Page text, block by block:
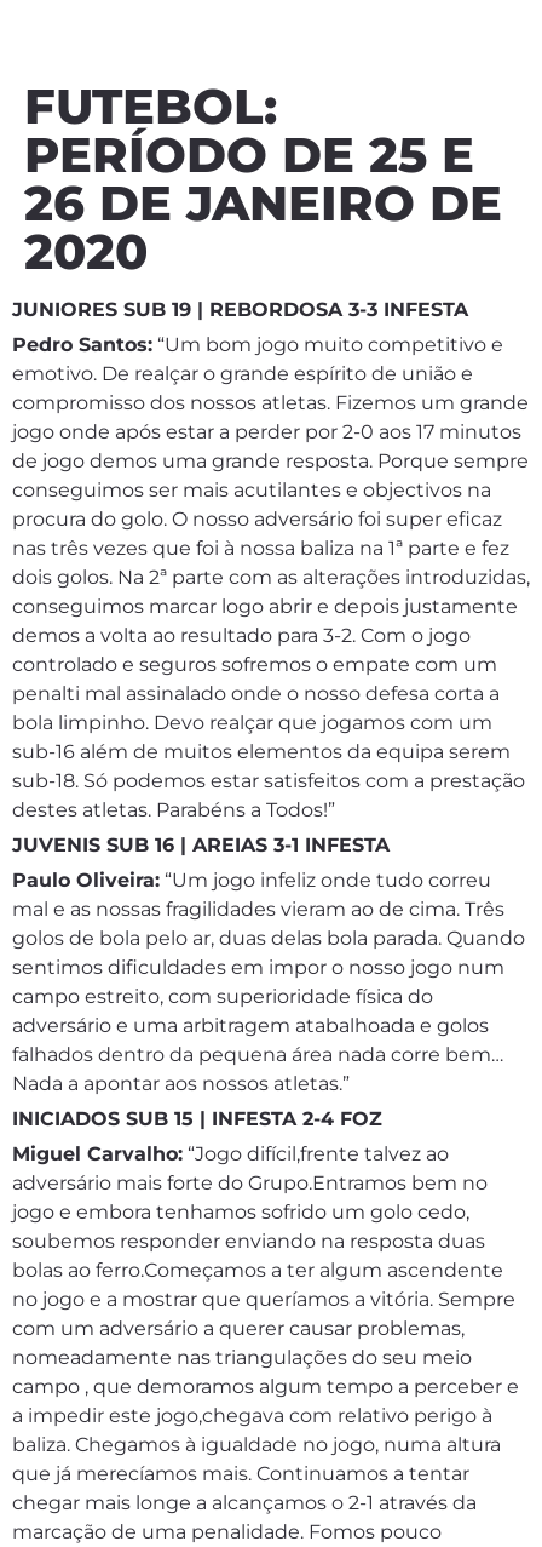
FUTEBOL:
PERÍODO DE 25 E
26 DE JANEIRO DE
2020
JUNIORES SUB 19 | REBORDOSA 3-3 INFESTA
Pedro Santos: “Um bom jogo muito competitivo e
emotivo. De realçar o grande espírito de união e
compromisso dos nossos atletas. Fizemos um grande
jogo onde após estar a perder por 2-0 aos 17 minutos
de jogo demos uma grande resposta. Porque sempre
conseguimos ser mais acutilantes e objectivos na
procura do golo. O nosso adversário foi super eficaz
nas três vezes que foi à nossa baliza na 1ª parte e fez
dois golos. Na 2ª parte com as alterações introduzidas,
conseguimos marcar logo abrir e depois justamente
demos a volta ao resultado para 3-2. Com o jogo
controlado e seguros sofremos o empate com um
penalti mal assinalado onde o nosso defesa corta a
bola limpinho. Devo realçar que jogamos com um
sub-16 além de muitos elementos da equipa serem
sub-18. Só podemos estar satisfeitos com a prestação
destes atletas. Parabéns a Todos!”
JUVENIS SUB 16 | AREIAS 3-1 INFESTA
Paulo Oliveira: “Um jogo infeliz onde tudo correu
mal e as nossas fragilidades vieram ao de cima. Três
golos de bola pelo ar, duas delas bola parada. Quando
sentimos dificuldades em impor o nosso jogo num
campo estreito, com superioridade física do
adversário e uma arbitragem atabalhoada e golos
falhados dentro da pequena área nada corre bem…
Nada a apontar aos nossos atletas.”
INICIADOS SUB 15 | INFESTA 2-4 FOZ
Miguel Carvalho: “Jogo difícil,frente talvez ao
adversário mais forte do Grupo.Entramos bem no
jogo e embora tenhamos sofrido um golo cedo,
soubemos responder enviando na resposta duas
bolas ao ferro.Começamos a ter algum ascendente
no jogo e a mostrar que queríamos a vitória. Sempre
com um adversário a querer causar problemas,
nomeadamente nas triangulações do seu meio
campo , que demoramos algum tempo a perceber e
a impedir este jogo,chegava com relativo perigo à
baliza. Chegamos à igualdade no jogo, numa altura
que já merecíamos mais. Continuamos a tentar
chegar mais longe a alcançamos o 2-1 através da
marcação de uma penalidade. Fomos pouco